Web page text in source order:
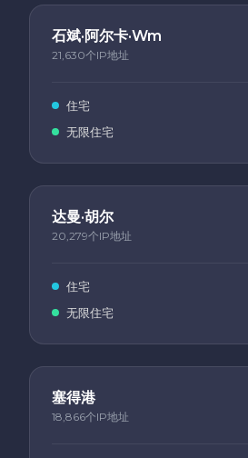
石斌·阿尔卡·Wm
21,630个IP地址
住宅
无限住宅
达曼·胡尔
20,279个IP地址
住宅
无限住宅
塞得港
18,866个IP地址